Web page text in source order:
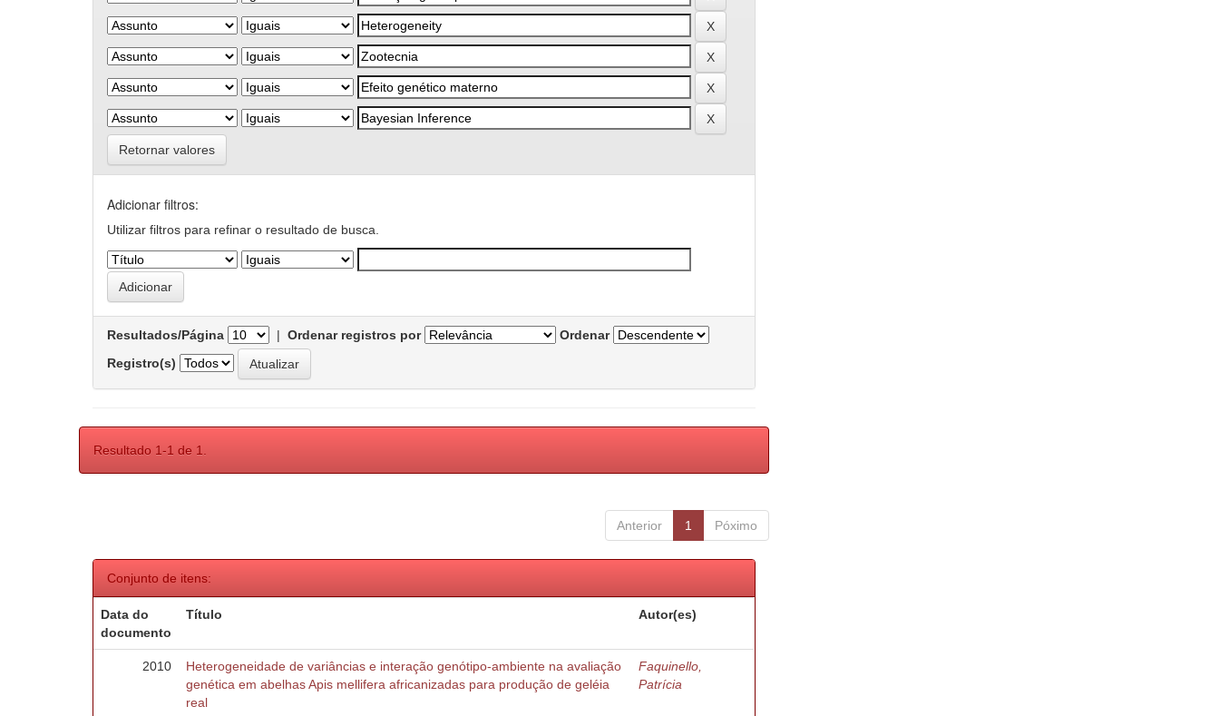
Retornar valores
Adicionar filtros:
Utilizar filtros para refinar o resultado de busca.
Resultados/Página | Ordenar registros por
Ordenar
Registro(s)
Resultado 1-1 de 1.
Anterior 1 Póximo
Conjunto de itens:
Data do
documento
Título Autor(es)
2010
Heterogeneidade de variâncias e interação genótipo-ambiente na avaliação
genética em abelhas Apis mellifera africanizadas para produção de geléia
real
Faquinello,
Patrícia